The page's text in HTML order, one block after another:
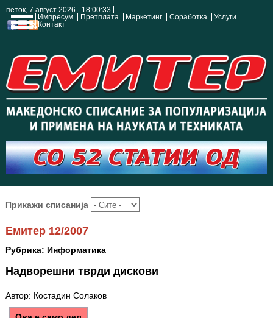
петок, 7 август 2026 - 18:00:33
Импресум
Претплата Маркетинг Соработка
Услуги
Контакт
Прикажи списанија
Емитер 12/2007
Рубрика: Информатика
Надворешни тврди дискови
Автор: Костадин Солаков